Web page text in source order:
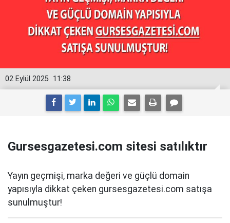
11:38
02 Eylül 2025
Gursesgazetesi.com sitesi satılıktır
Yayın geçmişi, marka değeri ve güçlü domain
yapısıyla dikkat çeken gursesgazetesi.com satışa
sunulmuştur!